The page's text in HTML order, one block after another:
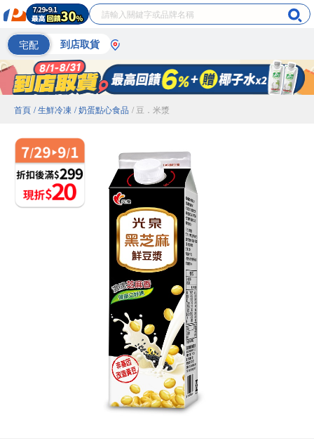
宅配 到店取貨
首頁 / 生鮮冷凍 / 奶蛋點心食品 / 豆．米漿